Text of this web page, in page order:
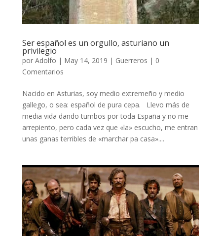
Ser español es un orgullo, asturiano un
privilegio
por Adolfo | May 14, 2019 | Guerreros | 0
Comentarios
Nacido en Asturias, soy medio extremeño y medio
gallego, o sea: español de pura cepa. Llevo más de
media vida dando tumbos por toda España y no me
arrepiento, pero cada vez que «la» escucho, me entran
unas ganas terribles de «marchar pa casa»....